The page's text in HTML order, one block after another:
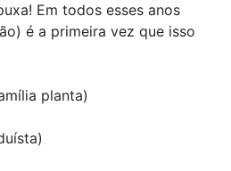
Em todos esses anos
é a primeira vez que isso
planta)